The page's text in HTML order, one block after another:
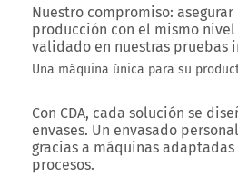
Nuestro compromiso:
producción con el mismo
validado en nuestras pruebas
Una máquina única para su
Con CDA, cada solución se
envases. Un envasado
gracias a máquinas
procesos.